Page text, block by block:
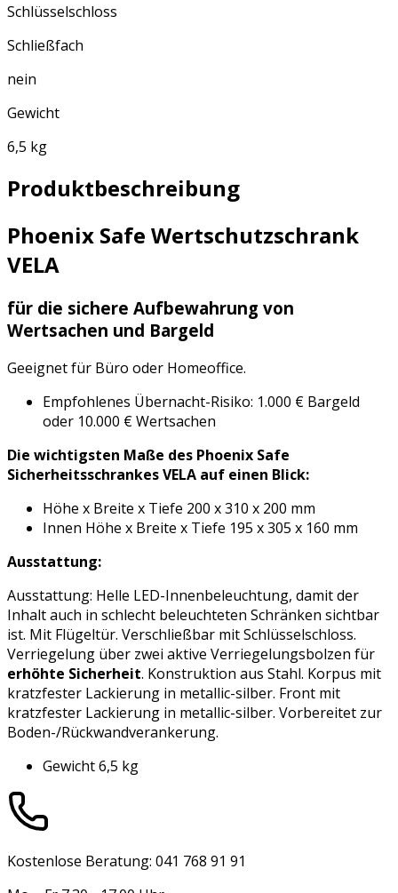
Schlüsselschloss
Schließfach
nein
Gewicht
6,5 kg
Produktbeschreibung
Phoenix Safe Wertschutzschrank
VELA
für die sichere Aufbewahrung von
Wertsachen und Bargeld
Geeignet für Büro oder Homeoffice.
Empfohlenes Übernacht-Risiko: 1.000 € Bargeld
oder 10.000 € Wertsachen
Die wichtigsten Maße des Phoenix Safe
Sicherheitsschrankes VELA auf einen Blick:
Höhe x Breite x Tiefe 200 x 310 x 200 mm
Innen Höhe x Breite x Tiefe 195 x 305 x 160 mm
Ausstattung:
Ausstattung: Helle LED-Innenbeleuchtung, damit der
Inhalt auch in schlecht beleuchteten Schränken sichtbar
ist. Mit Flügeltür. Verschließbar mit Schlüsselschloss.
Verriegelung über zwei aktive Verriegelungsbolzen für
erhöhte Sicherheit. Konstruktion aus Stahl. Korpus mit
kratzfester Lackierung in metallic-silber. Front mit
kratzfester Lackierung in metallic-silber. Vorbereitet zur
Boden-/Rückwandverankerung.
Gewicht 6,5 kg
Kostenlose Beratung: 041 768 91 91